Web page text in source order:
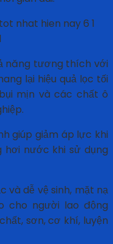
năng tương thích với
lại hiệu quả lọc tối
mịn và các chất ô
giúp giảm áp lực khi
nước khi sử dụng
và dễ vệ sinh, mặt nạ
cho người lao động
sơn, cơ khí, luyện